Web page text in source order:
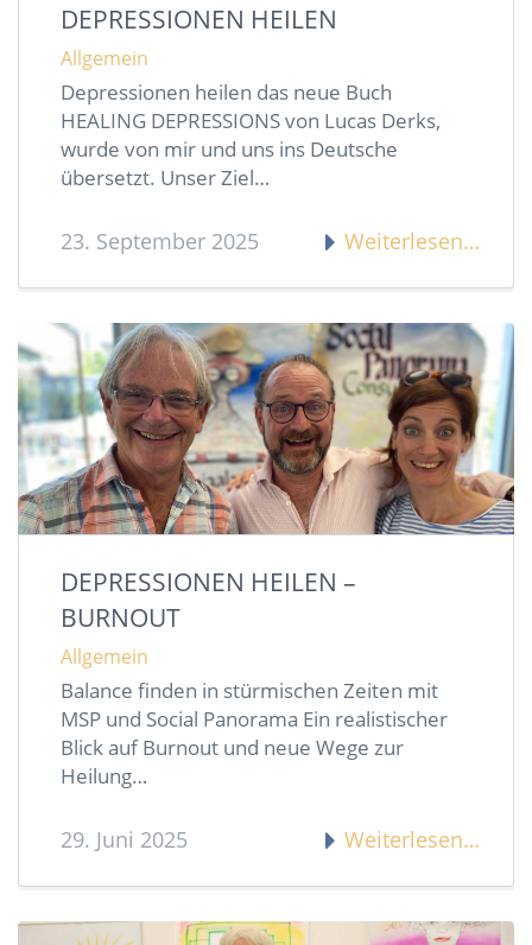
DEPRESSIONEN HEILEN
Allgemein
Depressionen heilen das neue Buch
HEALING DEPRESSIONS von Lucas Derks,
wurde von mir und uns ins Deutsche
übersetzt. Unser Ziel…
23. September 2025 Weiterlesen…
DEPRESSIONEN HEILEN –
BURNOUT
Allgemein
Balance finden in stürmischen Zeiten mit
MSP und Social Panorama Ein realistischer
Blick auf Burnout und neue Wege zur
Heilung…
29. Juni 2025 Weiterlesen…